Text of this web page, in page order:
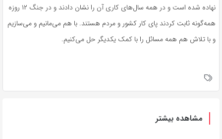
نهاده شده است و در همه سال‌های کاری آن را نشان دادند و در جنگ ۱۲ روزه
همه‌گونه ثابت کردند پای کار کشور و مردم هستند. با هم می‌مانیم و می‌سازیم
و با تلاش هم همه مسائل را با کمک یکدیگر حل می‌کنیم.
مشاهده بیشتر